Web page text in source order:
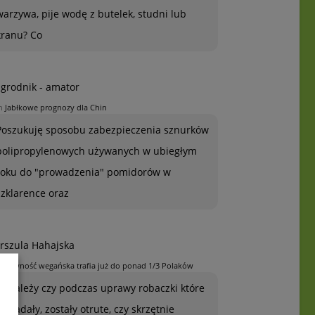
pije wodę z butelek, studni lub
Co
- amator
Jabłkowe prognozy dla Chin
sposobu zabezpieczenia sznurków
używanych w ubiegłym
do "prowadzenia" pomidorów w
oraz
Hahajska
Żywność wegańska trafia już do ponad 1/3 Polaków
To zależy czy podczas uprawy robaczki które
ją zjadały, zostały otrute, czy skrzętnie